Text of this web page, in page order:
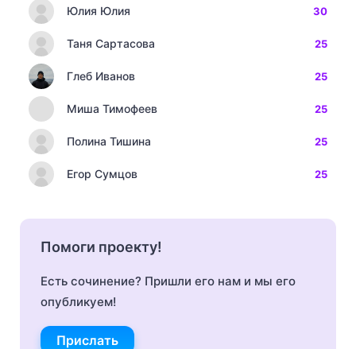
Юлия Юлия 30
Таня Сартасова 25
Глеб Иванов 25
Миша Тимофеев 25
Полина Тишина 25
Егор Сумцов 25
Помоги проекту!
Есть сочинение? Пришли его нам и мы его
опубликуем!
Прислать